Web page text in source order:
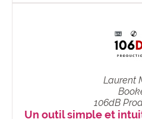
Laurent
106dB
Un outil simple et